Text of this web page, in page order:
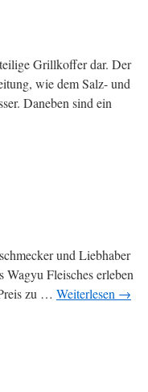
Grillkoffer dar. Der
wie dem Salz- und
Daneben sind ein
und Liebhaber
Wagyu Fleisches erleben
zu … Weiterlesen →